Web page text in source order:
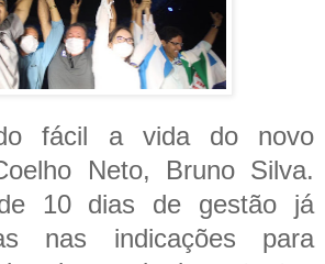
fácil a vida do novo
Neto, Bruno Silva.
10 dias de gestão já
nas indicações para